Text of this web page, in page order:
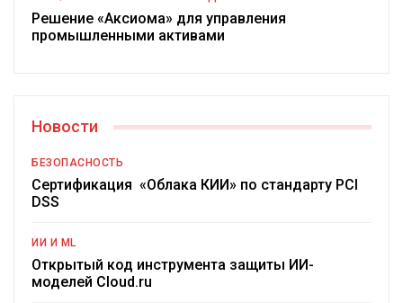
Решение «Аксиома» для управления
промышленными активами
Новости
БЕЗОПАСНОСТЬ
Сертификация «Облака КИИ» по стандарту PCI
DSS
ИИ И ML
Открытый код инструмента защиты ИИ-
моделей Cloud.ru